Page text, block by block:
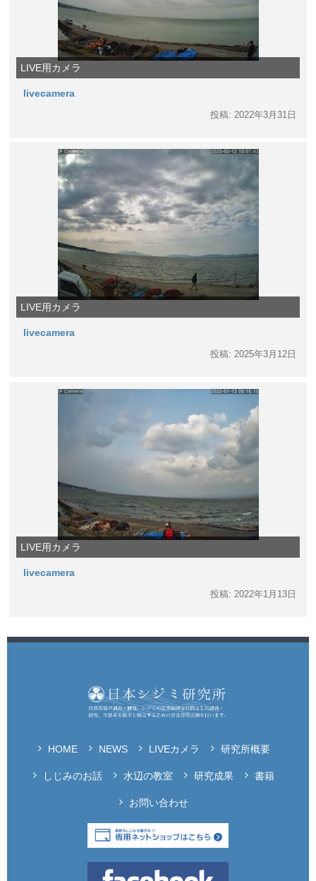
LIVE用カメラ
livecamera
投稿: 2022年3月31日
LIVE用カメラ
livecamera
投稿: 2025年3月12日
LIVE用カメラ
livecamera
投稿: 2022年1月13日
HOME NEWS LIVEカメラ 研究所概要
しじみのお話 水辺の教室 研究成果 書籍
お問い合わせ